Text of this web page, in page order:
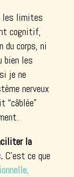
les limites
cognitif,
du corps, ni
bien les
je ne
nerveux
“câblée”
la
C’est ce que
.